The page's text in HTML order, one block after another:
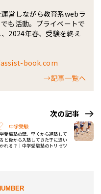
営しながら教育系webラ
も活動。プライベートで
2024年春、受験を終え
book.com
→記事一覧へ
次の記事
中学受験
受験塾の壁。早くから通塾して
と後から入塾してきた子に追い
れる？│中学受験塾のトリセツ